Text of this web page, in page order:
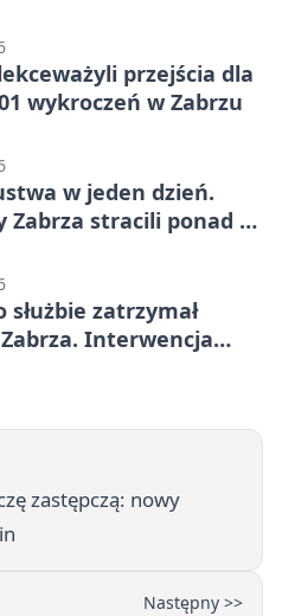
przejścia dla
wykroczeń w Zabrzu
w jeden dzień.
Zabrza stracili ponad 6
służbie zatrzymał
Interwencja
zastępczą: nowy
Następny >>